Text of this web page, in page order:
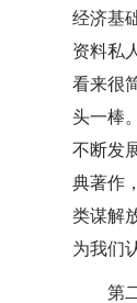
经济基
资料私
看来很
头一棒
不断发
典著作
类谋解
为我们
第